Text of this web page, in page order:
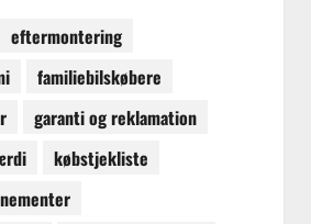
eftermontering
familiebilskøbere
garanti og reklamation
købstjekliste